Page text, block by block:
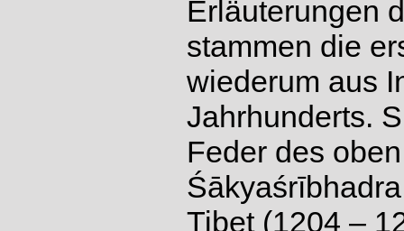
Erläuterungen
stammen die
wiederum aus
Jahrhunderts.
Feder des
Tibet (1204 –